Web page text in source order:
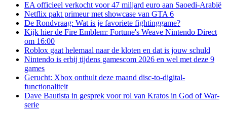
EA officieel verkocht voor 47 miljard euro aan Saoedi-Arabië
Netflix pakt primeur met showcase van GTA 6
De Rondvraag: Wat is je favoriete fightinggame?
Kijk hier de Fire Emblem: Fortune's Weave Nintendo Direct
om 16:00
Roblox gaat helemaal naar de kloten en dat is jouw schuld
Nintendo is erbij tijdens gamescom 2026 en wel met deze 9
games
Gerucht: Xbox onthult deze maand disc-to-digital-
functionaliteit
Dave Bautista in gesprek voor rol van Kratos in God of War-
serie